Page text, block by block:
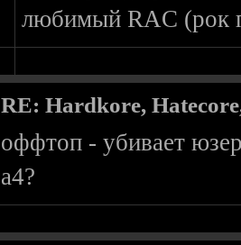
любимый RAC (рок
RE: Hardkore,
оффтоп - убивает
а4?